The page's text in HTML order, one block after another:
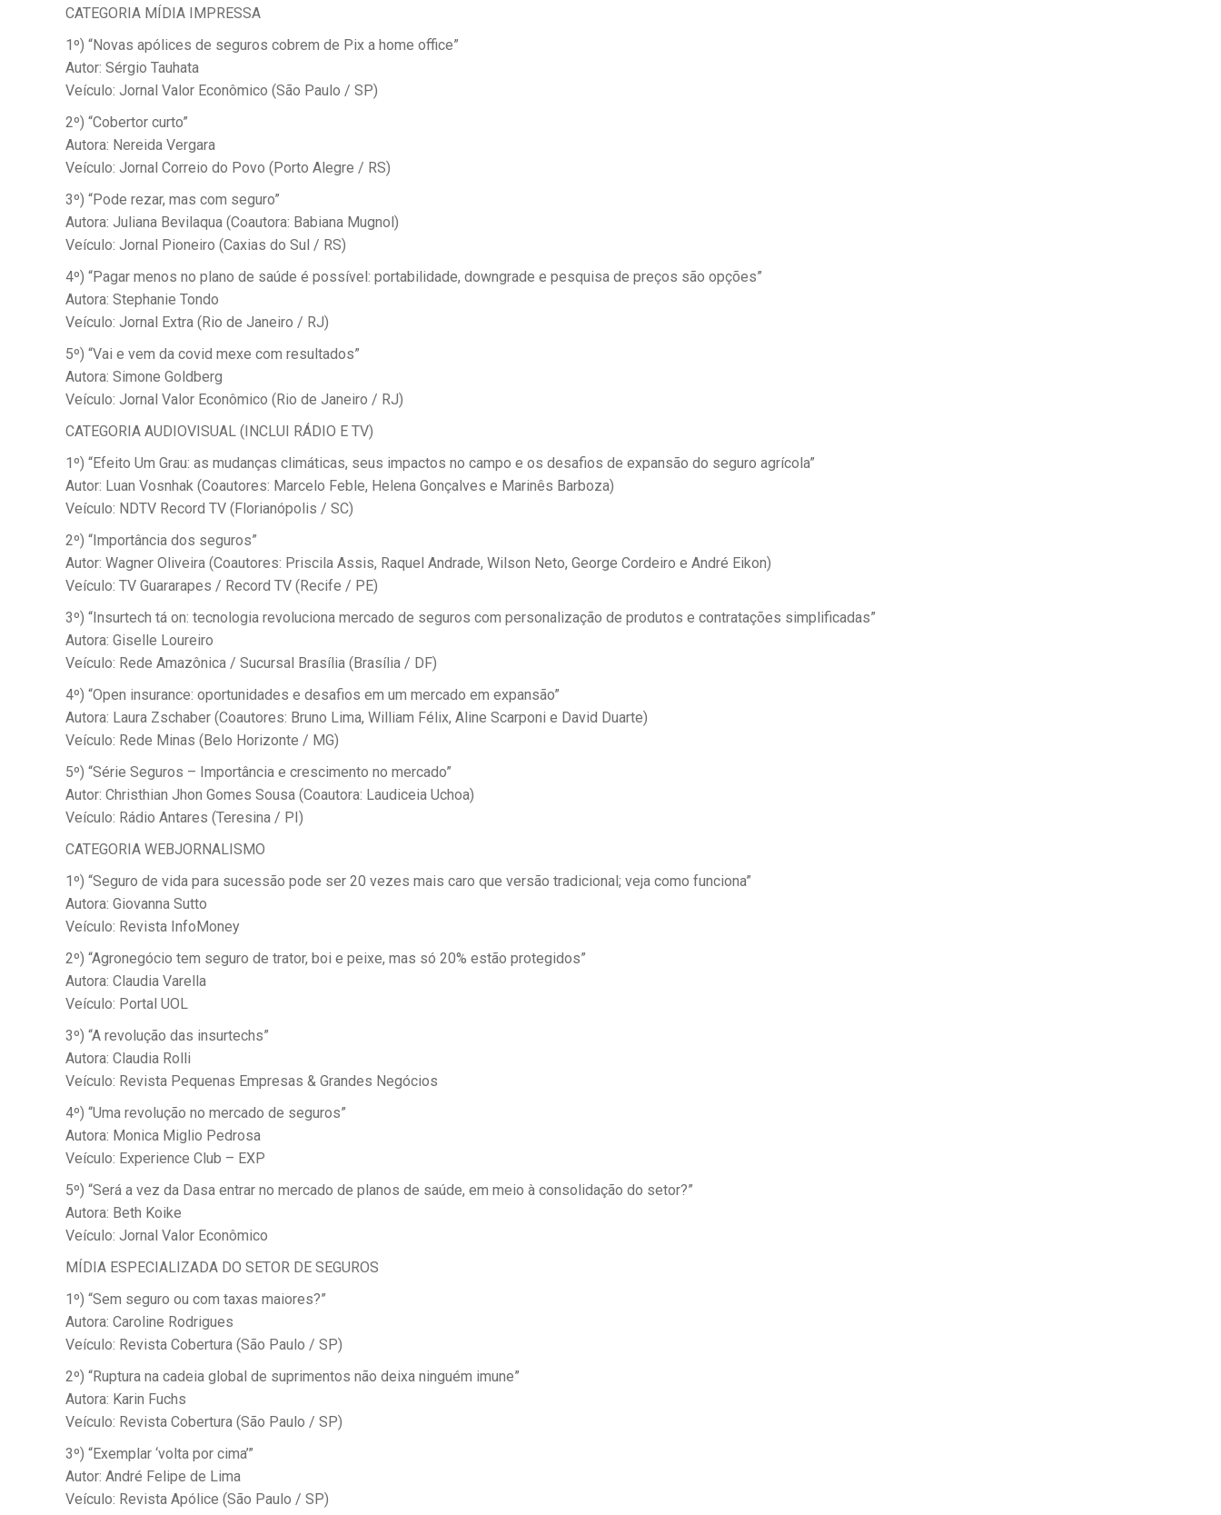
CATEGORIA MÍDIA IMPRESSA
1º) “Novas apólices de seguros cobrem de Pix a home office”
Autor: Sérgio Tauhata
Veículo: Jornal Valor Econômico (São Paulo / SP)
2º) “Cobertor curto”
Autora: Nereida Vergara
Veículo: Jornal Correio do Povo (Porto Alegre / RS)
3º) “Pode rezar, mas com seguro”
Autora: Juliana Bevilaqua (Coautora: Babiana Mugnol)
Veículo: Jornal Pioneiro (Caxias do Sul / RS)
4º) “Pagar menos no plano de saúde é possível: portabilidade, downgrade e pesquisa de preços são opções”
Autora: Stephanie Tondo
Veículo: Jornal Extra (Rio de Janeiro / RJ)
5º) “Vai e vem da covid mexe com resultados”
Autora: Simone Goldberg
Veículo: Jornal Valor Econômico (Rio de Janeiro / RJ)
CATEGORIA AUDIOVISUAL (INCLUI RÁDIO E TV)
1º) “Efeito Um Grau: as mudanças climáticas, seus impactos no campo e os desafios de expansão do seguro agrícola”
Autor: Luan Vosnhak (Coautores: Marcelo Feble, Helena Gonçalves e Marinês Barboza)
Veículo: NDTV Record TV (Florianópolis / SC)
2º) “Importância dos seguros”
Autor: Wagner Oliveira (Coautores: Priscila Assis, Raquel Andrade, Wilson Neto, George Cordeiro e André Eikon)
Veículo: TV Guararapes / Record TV (Recife / PE)
3º) “Insurtech tá on: tecnologia revoluciona mercado de seguros com personalização de produtos e contratações simplificadas”
Autora: Giselle Loureiro
Veículo: Rede Amazônica / Sucursal Brasília (Brasília / DF)
4º) “Open insurance: oportunidades e desafios em um mercado em expansão”
Autora: Laura Zschaber (Coautores: Bruno Lima, William Félix, Aline Scarponi e David Duarte)
Veículo: Rede Minas (Belo Horizonte / MG)
5º) “Série Seguros – Importância e crescimento no mercado”
Autor: Christhian Jhon Gomes Sousa (Coautora: Laudiceia Uchoa)
Veículo: Rádio Antares (Teresina / PI)
CATEGORIA WEBJORNALISMO
1º) “Seguro de vida para sucessão pode ser 20 vezes mais caro que versão tradicional; veja como funciona”
Autora: Giovanna Sutto
Veículo: Revista InfoMoney
2º) “Agronegócio tem seguro de trator, boi e peixe, mas só 20% estão protegidos”
Autora: Claudia Varella
Veículo: Portal UOL
3º) “A revolução das insurtechs”
Autora: Claudia Rolli
Veículo: Revista Pequenas Empresas & Grandes Negócios
4º) “Uma revolução no mercado de seguros”
Autora: Monica Miglio Pedrosa
Veículo: Experience Club – EXP
5º) “Será a vez da Dasa entrar no mercado de planos de saúde, em meio à consolidação do setor?”
Autora: Beth Koike
Veículo: Jornal Valor Econômico
MÍDIA ESPECIALIZADA DO SETOR DE SEGUROS
1º) “Sem seguro ou com taxas maiores?”
Autora: Caroline Rodrigues
Veículo: Revista Cobertura (São Paulo / SP)
2º) “Ruptura na cadeia global de suprimentos não deixa ninguém imune”
Autora: Karin Fuchs
Veículo: Revista Cobertura (São Paulo / SP)
3º) “Exemplar ‘volta por cima’”
Autor: André Felipe de Lima
Veículo: Revista Apólice (São Paulo / SP)